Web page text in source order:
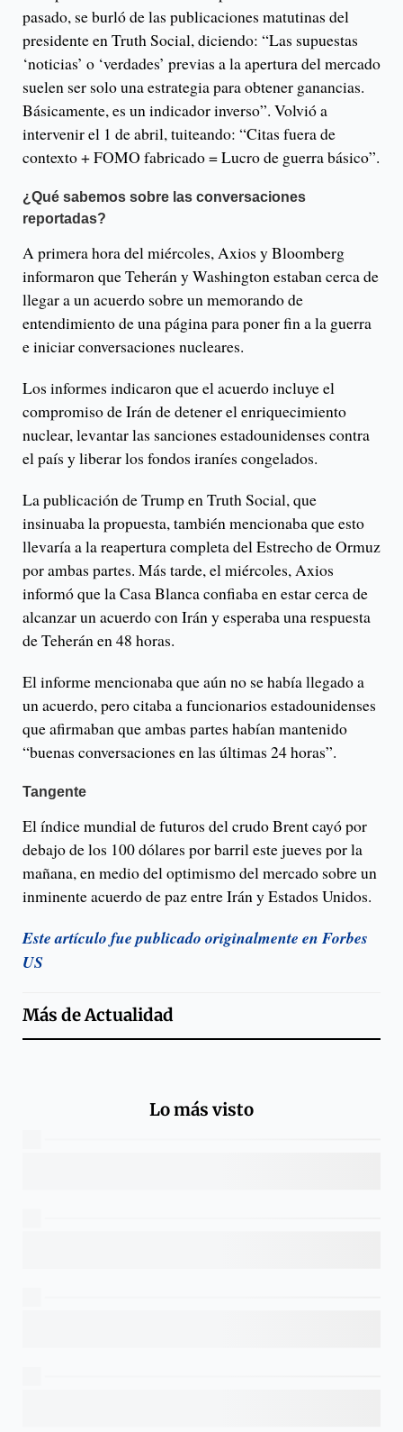
pasado, se burló de las publicaciones matutinas del
presidente en Truth Social, diciendo: “Las supuestas
‘noticias’ o ‘verdades’ previas a la apertura del mercado
suelen ser solo una estrategia para obtener ganancias.
Básicamente, es un indicador inverso”. Volvió a
intervenir el 1 de abril, tuiteando: “Citas fuera de
contexto + FOMO fabricado = Lucro de guerra básico”.
¿Qué sabemos sobre las conversaciones
reportadas?
A primera hora del miércoles, Axios y Bloomberg
informaron que Teherán y Washington estaban cerca de
llegar a un acuerdo sobre un memorando de
entendimiento de una página para poner fin a la guerra
e iniciar conversaciones nucleares.
Los informes indicaron que el acuerdo incluye el
compromiso de Irán de detener el enriquecimiento
nuclear, levantar las sanciones estadounidenses contra
el país y liberar los fondos iraníes congelados.
La publicación de Trump en Truth Social, que
insinuaba la propuesta, también mencionaba que esto
llevaría a la reapertura completa del Estrecho de Ormuz
por ambas partes. Más tarde, el miércoles, Axios
informó que la Casa Blanca confiaba en estar cerca de
alcanzar un acuerdo con Irán y esperaba una respuesta
de Teherán en 48 horas.
El informe mencionaba que aún no se había llegado a
un acuerdo, pero citaba a funcionarios estadounidenses
que afirmaban que ambas partes habían mantenido
“buenas conversaciones en las últimas 24 horas”.
Tangente
El índice mundial de futuros del crudo Brent cayó por
debajo de los 100 dólares por barril este jueves por la
mañana, en medio del optimismo del mercado sobre un
inminente acuerdo de paz entre Irán y Estados Unidos.
Este artículo fue publicado originalmente en Forbes
US
Más deActualidad
Lo más visto